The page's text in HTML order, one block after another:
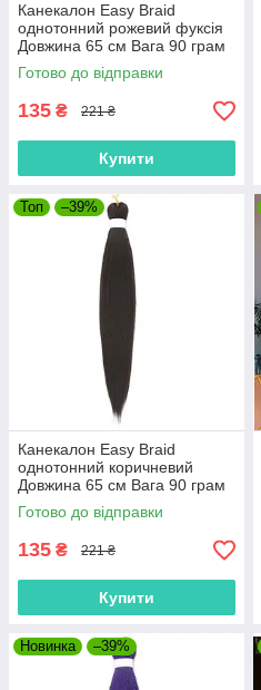
Канекалон Easy Braid
однотонний рожевий фуксія
Довжина 65 см Вага 90 грам
Низькотемпературний 100-
150 ° С 1855EZ
Готово до відправки
135 ₴ 221 ₴
Купити
Топ –39%
Канекалон Easy Braid
однотонний коричневий
Довжина 65 см Вага 90 грам
Низькотемпературний
матеріал 100-150°С 4#EZ
Готово до відправки
135 ₴ 221 ₴
Купити
Новинка –39%